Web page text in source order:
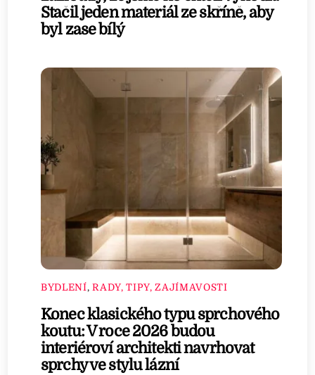
Stačil jeden materiál ze skříně, aby
byl zase bílý
BYDLENÍ,RADY, TIPY, ZAJÍMAVOSTI
Konec klasického typu sprchového
koutu: V roce 2026 budou
interiéroví architekti navrhovat
sprchy ve stylu lázní